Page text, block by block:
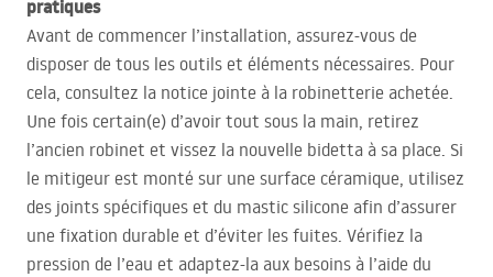
pratiques
Avant de commencer l’installation, assurez-vous de
disposer de tous les outils et éléments nécessaires. Pour
cela, consultez la notice jointe à la robinetterie achetée.
Une fois certain(e) d’avoir tout sous la main, retirez
l’ancien robinet et vissez la nouvelle bidetta à sa place. Si
le mitigeur est monté sur une surface céramique, utilisez
des joints spécifiques et du mastic silicone afin d’assurer
une fixation durable et d’éviter les fuites. Vérifiez la
pression de l’eau et adaptez-la aux besoins à l’aide du